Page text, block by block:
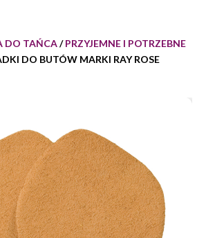
DO TAŃCA/PRZYJEMNE I POTRZEBNE
DO BUTÓW MARKI RAY ROSE